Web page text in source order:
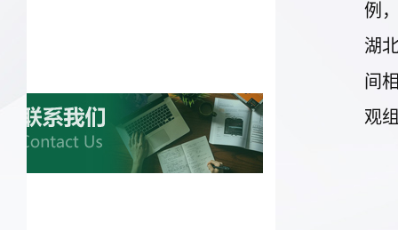
例
湖
间
观